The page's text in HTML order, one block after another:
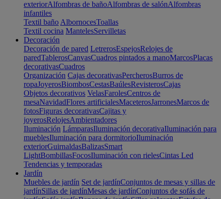
exteriorAlfombras de bañoAlfombras de salónAlfombras
infantiles
Textil baño AlbornocesToallas
Textil cocina MantelesServilletas
Decoración
Decoración de pared LetrerosEspejosRelojes de
paredTablerosCanvasCuadros pintados a manoMarcosPlacas
decorativasCuadros
Organización Cajas decorativasPercherosBurros de
ropaJoyerosBiombosCestasBaúlesRevisterosCajas
Objetos decorativos VelasFarolesCentros de
mesaNavidadFlores artificialesMaceterosJarronesMarcos de
fotosFiguras decorativasCajitas y
joyerosRelojesAmbientadores
Iluminación LámparasIluminación decorativaIluminación para
mueblesIluminación para dormitorioIluminación
exteriorGuirnaldasBalizasSmart
LightBombillasFocosIluminación con rielesCintas Led
Tendencias y temporadas
Jardín
Muebles de jardín Set de jardínConjuntos de mesas y sillas de
jardínSillas de jardínMesas de jardínConjuntos de sofás de